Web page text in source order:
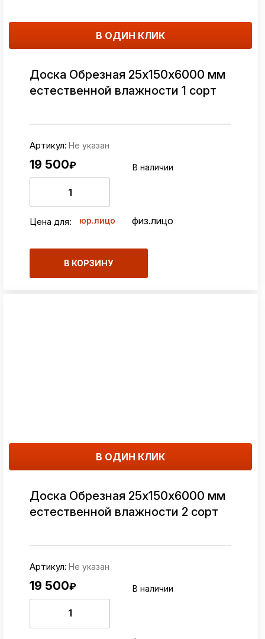
В ОДИН КЛИК
Доска Обрезная 25х150х6000 мм
естественной влажности 1 сорт
Артикул: Не указан
19 500₽ В наличии
Цена для: юр.лицо физ.лицо
В КОРЗИНУ
В ОДИН КЛИК
Доска Обрезная 25х150х6000 мм
естественной влажности 2 сорт
Артикул: Не указан
19 500₽ В наличии